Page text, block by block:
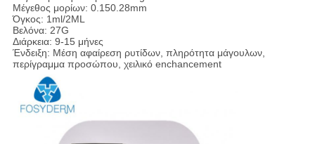
Μέγεθος μορίων: 0.150.28mm
Όγκος: 1ml/2ML
Βελόνα: 27G
Διάρκεια: 9-15 μήνες
Ένδειξη: Μέση αφαίρεση ρυτίδων, πληρότητα μάγουλων,
περίγραμμα προσώπου, χειλικό enchancement